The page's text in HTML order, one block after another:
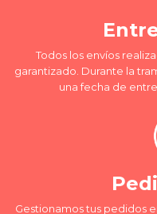
Todos los envíos
garantizado. Durante la
una fecha de
Gestionamos tus pedidos